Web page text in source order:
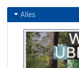
Alles